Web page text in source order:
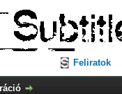
Feliratok